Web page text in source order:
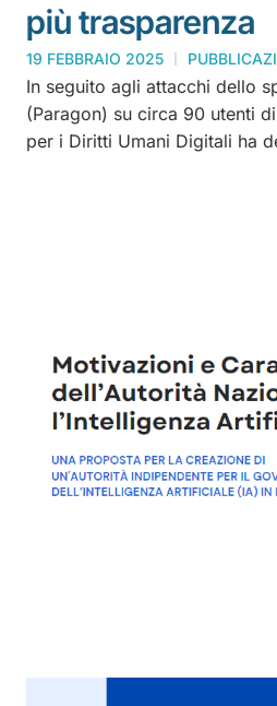
più trasparenza
19 FEBBRAIO 2025
In seguito agli attacchi dello
(Paragon) su circa 90 utenti
per i Diritti Umani Digitali ha